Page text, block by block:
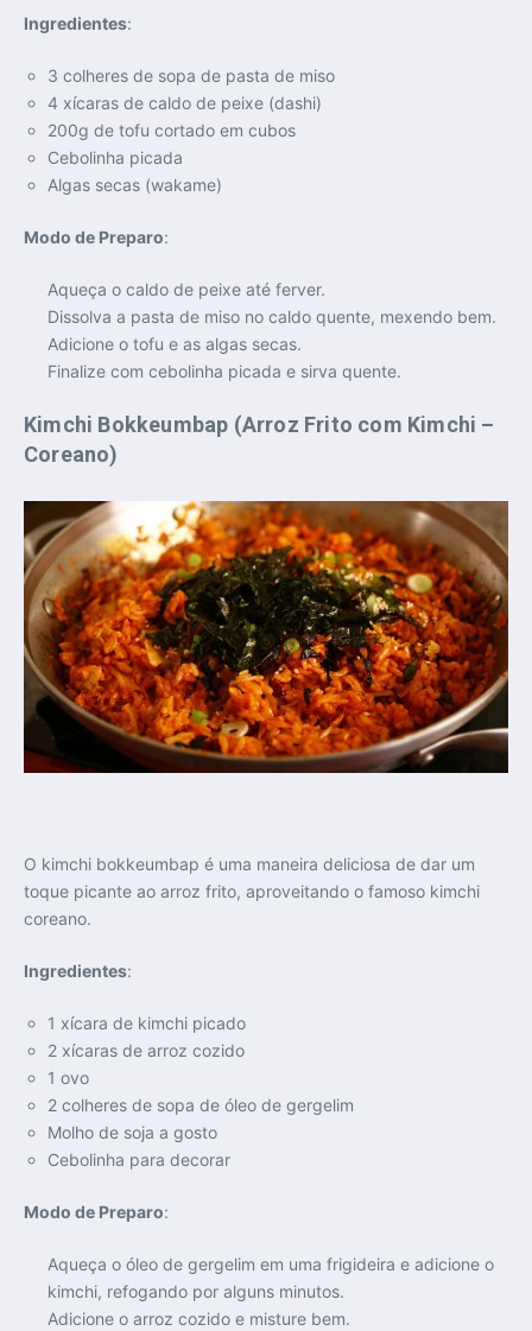
Ingredientes:
3 colheres de sopa de pasta de miso
4 xícaras de caldo de peixe (dashi)
200g de tofu cortado em cubos
Cebolinha picada
Algas secas (wakame)
Modo de Preparo:
Aqueça o caldo de peixe até ferver.
Dissolva a pasta de miso no caldo quente, mexendo bem.
Adicione o tofu e as algas secas.
Finalize com cebolinha picada e sirva quente.
Kimchi Bokkeumbap (Arroz Frito com Kimchi –
Coreano)
O kimchi bokkeumbap é uma maneira deliciosa de dar um
toque picante ao arroz frito, aproveitando o famoso kimchi
coreano.
Ingredientes:
1 xícara de kimchi picado
2 xícaras de arroz cozido
1 ovo
2 colheres de sopa de óleo de gergelim
Molho de soja a gosto
Cebolinha para decorar
Modo de Preparo:
Aqueça o óleo de gergelim em uma frigideira e adicione o
kimchi, refogando por alguns minutos.
Adicione o arroz cozido e misture bem.